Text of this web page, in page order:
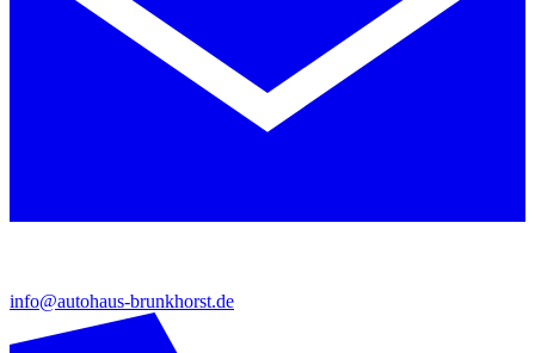
info@autohaus-brunkhorst.de